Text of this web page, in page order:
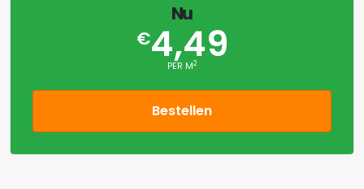
Nu
€4,49
PER M2
Bestellen